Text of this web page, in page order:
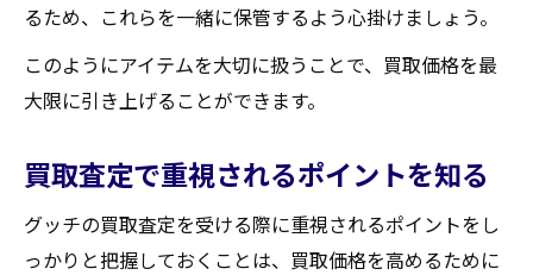
るため、これらを一緒に保管するよう心掛けましょう。
このようにアイテムを大切に扱うことで、買取価格を最
大限に引き上げることができます。
買取査定で重視されるポイントを知る
グッチの買取査定を受ける際に重視されるポイントをし
っかりと把握しておくことは、買取価格を高めるために